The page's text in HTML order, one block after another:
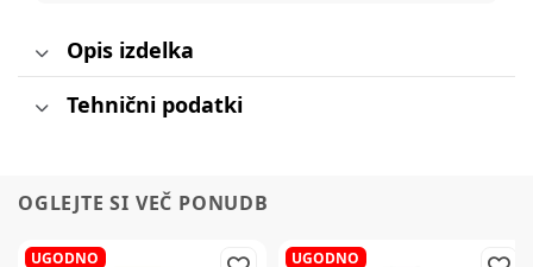
Opis izdelka
Tehnični podatki
OGLEJTE SI VEČ PONUDB
UGODNO UGODNO